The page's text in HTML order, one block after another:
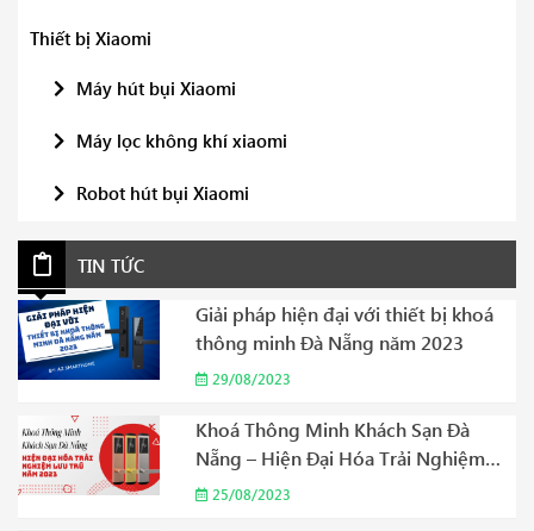
Thiết bị Xiaomi
Máy hút bụi Xiaomi
Máy lọc không khí xiaomi
Robot hút bụi Xiaomi
TIN TỨC
Giải pháp hiện đại với thiết bị khoá
thông minh Đà Nẵng năm 2023
29/08/2023
Khoá Thông Minh Khách Sạn Đà
Nẵng – Hiện Đại Hóa Trải Nghiệm
Lưu Trú Năm 2023
25/08/2023